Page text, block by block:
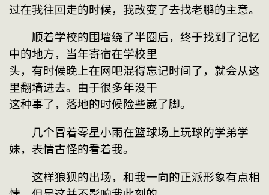
过在我往回走的时候，我改变了去找老鹏的主意。
顺着学校的围墙绕了半圈后，终于找到了记忆
中的地方，当年寄宿在学校里
头，有时候晚上在网吧混得忘记时间了，就会从这
里翻墙进去。由于很多年没干
这种事了，落地的时候险些崴了脚。
几个冒着零星小雨在篮球场上玩球的学弟学
妹，表情古怪的看着我。
这样狼狈的出场，和我一向的正派形象有点相